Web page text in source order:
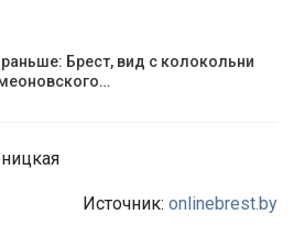
Брест, вид с колокольни
Источник: onlinebrest.by